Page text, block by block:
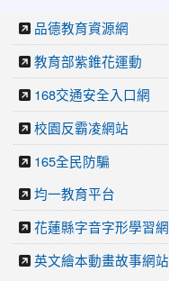
品德教育資源網
教育部紫錐花運動
168交通安全入口網
校園反霸凌網站
165全民防騙
均一教育平台
花蓮縣字音字形學習網
英文繪本動畫故事網站